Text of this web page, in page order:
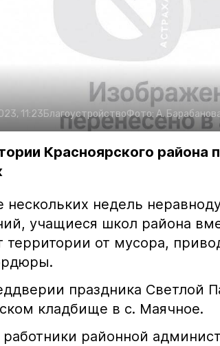
11:23БлагоустройствоФото: А.
Красноярского района
нескольких недель
учащиеся школ района
территории от мусора,
праздника Светлой
кладбище в с. Маячное.
работники районной